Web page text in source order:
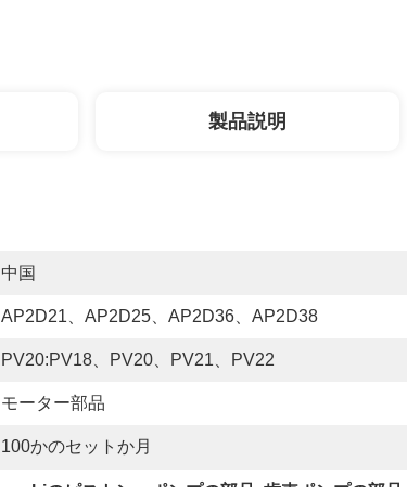
製品説明
中国
AP2D21、AP2D25、AP2D36、AP2D38
PV20:PV18、PV20、PV21、PV22
モーター部品
100かのセットか月